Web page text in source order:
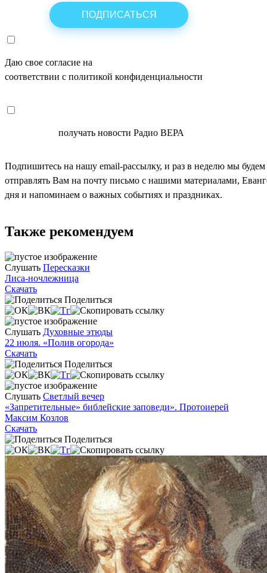
Даю свое согласие на
соответствии с политикой конфиденциальности
получать новости Радио ВЕРА
Подпишитесь на нашу email-рассылку, и раз в неделю мы будем
отправлять Вам на почту письмо с нашими материалами,
дня и напоминаем о важных событиях и праздниках.
Также рекомендуем
Слушать Пересказки
Лиса-ночлежница
Скачать
Поделиться
Слушать Духовные этюды
22 июля. «Полив огорода»
Скачать
Поделиться
Слушать Светлый вечер
«Запретительные» библейские заповеди». Протоиерей
Максим Козлов
Скачать
Поделиться